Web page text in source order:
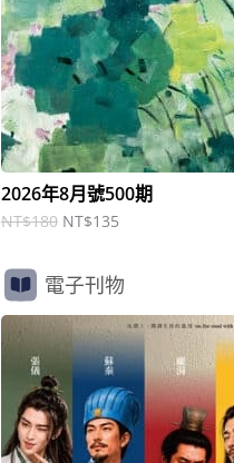
2026年8月號500期
NT$180 NT$135
電子刊物
原
始
價
格
：
N
T
目
前
價
格
：
N
T